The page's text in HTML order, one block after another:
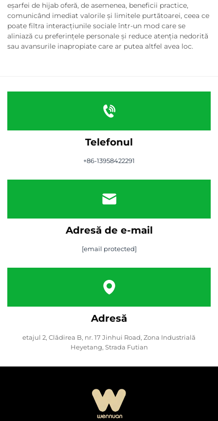
eşarfei de hijab oferă, de asemenea, beneficii practice,
comunicând imediat valorile și limitele purtătoarei, ceea ce
poate filtra interacțiunile sociale într-un mod care se
aliniază cu preferințele personale și reduce atenția nedorită
sau avansurile inapropiate care ar putea altfel avea loc.
Telefonul
+86-13958422291
Adresă de e-mail
[email protected]
Adresă
etajul 2, Clădirea B, nr. 17 Jinhui Road, Zona Industrială
Heyetang, Strada Futian